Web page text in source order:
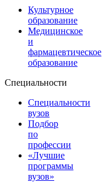
Культурное
образование
Медицинское
и
фармацевтическое
образование
Специальности
Специальности
вузов
Подбор
по
профессии
«Лучшие
программы
вузов»